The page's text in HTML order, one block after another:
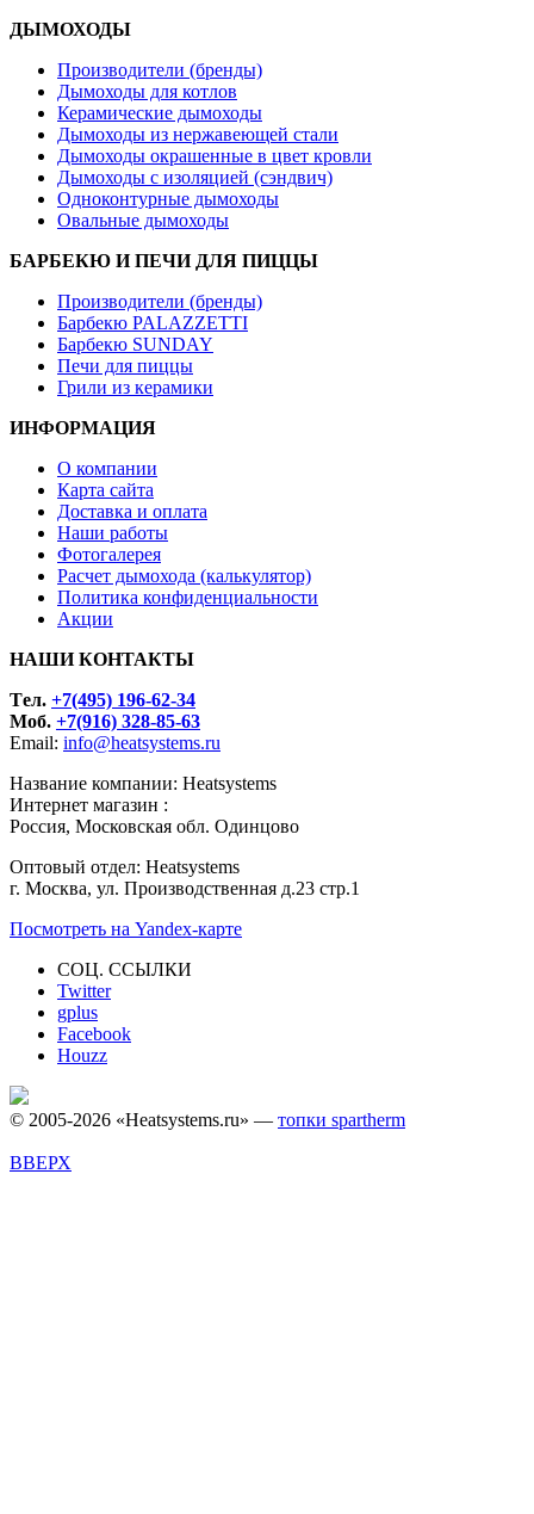
ДЫМОХОДЫ
Производители (бренды)
Дымоходы для котлов
Керамические дымоходы
Дымоходы из нержавеющей стали
Дымоходы окрашенные в цвет кровли
Дымоходы с изоляцией (сэндвич)
Одноконтурные дымоходы
Овальные дымоходы
БАРБЕКЮ И ПЕЧИ ДЛЯ ПИЦЦЫ
Производители (бренды)
Барбекю PALAZZETTI
Барбекю SUNDAY
Печи для пиццы
Грили из керамики
ИНФОРМАЦИЯ
О компании
Карта сайта
Доставка и оплата
Наши работы
Фотогалерея
Расчет дымохода (калькулятор)
Политика конфиденциальности
Акции
НАШИ КОНТАКТЫ
Tел. +7(495) 196-62-34
Моб. +7(916) 328-85-63
Email: info@heatsystems.ru
Название компании: Heatsystems
Интернет магазин :
Россия, Московская обл. Одинцово
Оптовый отдел: Heatsystems
г. Москва, ул. Производственная д.23 стр.1
Посмотреть на Yandex-карте
СОЦ. ССЫЛКИ
Twitter
gplus
Facebook
Houzz
© 2005-2026 «Heatsystems.ru» — топки spartherm
ВВЕРХ